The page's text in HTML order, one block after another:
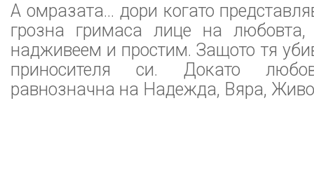
А омразата… дори когато
грозна гримаса лице на
надживеем и простим. Защото тя
приносителя си. Докато
равнозначна на Надежда, Вяра,